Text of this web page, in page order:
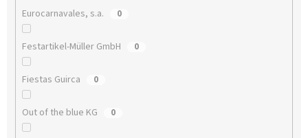
Eurocarnavales, s.a. 0
Festartikel-Müller GmbH 0
Fiestas Guirca 0
Out of the blue KG 0